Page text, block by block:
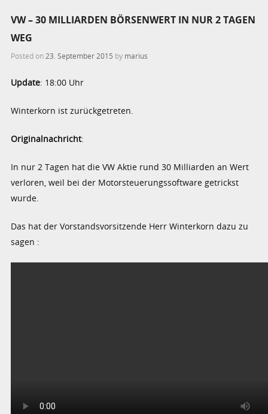
VW – 30 MILLIARDEN BÖRSENWERT IN NUR 2 TAGEN
WEG
Posted on 23. September 2015 by marius
Update: 18:00 Uhr
Winterkorn ist zurückgetreten.
Originalnachricht:
In nur 2 Tagen hat die VW Aktie rund 30 Milliarden an Wert
verloren, weil bei der Motorsteuerungssoftware getrickst
wurde.
Das hat der Vorstandsvorsitzende Herr Winterkorn dazu zu
sagen :